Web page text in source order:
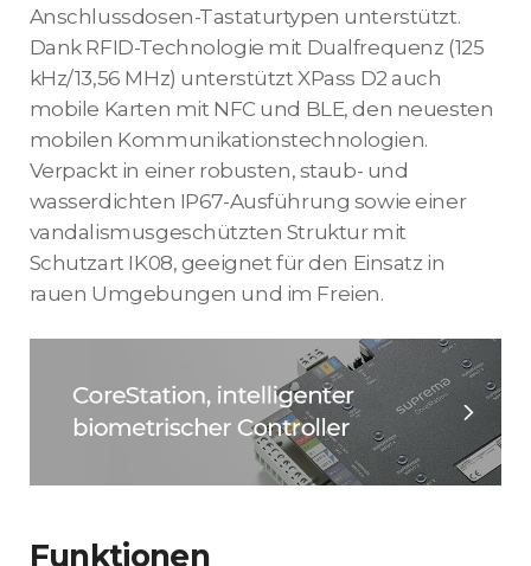
Anschlussdosen-Tastaturtypen unterstützt.
Dank RFID-Technologie mit Dualfrequenz (125
kHz/13,56 MHz) unterstützt XPass D2 auch
mobile Karten mit NFC und BLE, den neuesten
mobilen Kommunikationstechnologien.
Verpackt in einer robusten, staub- und
wasserdichten IP67-Ausführung sowie einer
vandalismusgeschützten Struktur mit
Schutzart IK08, geeignet für den Einsatz in
rauen Umgebungen und im Freien.
Funktionen